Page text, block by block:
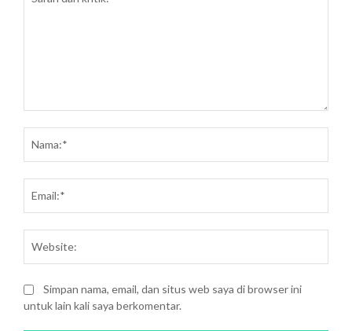
kritik:
Simpan nama, email, dan situs web saya di browser ini
untuk lain kali saya berkomentar.